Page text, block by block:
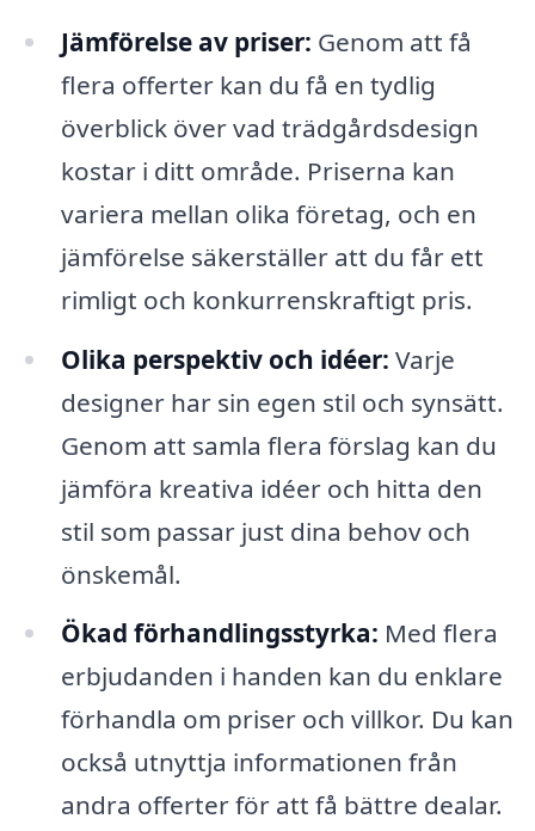
Jämförelse av priser: Genom att få
flera offerter kan du få en tydlig
överblick över vad trädgårdsdesign
kostar i ditt område. Priserna kan
variera mellan olika företag, och en
jämförelse säkerställer att du får ett
rimligt och konkurrenskraftigt pris.
Olika perspektiv och idéer: Varje
designer har sin egen stil och synsätt.
Genom att samla flera förslag kan du
jämföra kreativa idéer och hitta den
stil som passar just dina behov och
önskemål.
Ökad förhandlingsstyrka: Med flera
erbjudanden i handen kan du enklare
förhandla om priser och villkor. Du kan
också utnyttja informationen från
andra offerter för att få bättre dealar.